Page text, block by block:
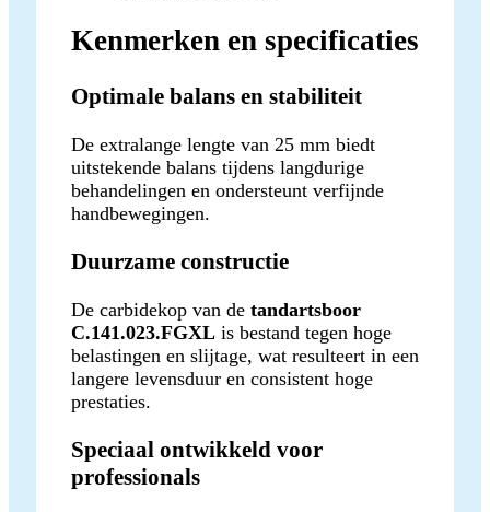
Kenmerken en specificaties
Optimale balans en stabiliteit
De extralange lengte van 25 mm biedt
uitstekende balans tijdens langdurige
behandelingen en ondersteunt verfijnde
handbewegingen.
Duurzame constructie
De carbidekop van de tandartsboor
C.141.023.FGXL is bestand tegen hoge
belastingen en slijtage, wat resulteert in een
langere levensduur en consistent hoge
prestaties.
Speciaal ontwikkeld voor
professionals